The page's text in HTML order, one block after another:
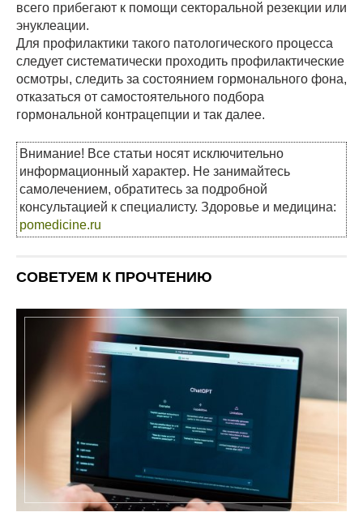
всего прибегают к помощи секторальной резекции или
энуклеации.
Для профилактики такого патологического процесса
следует систематически проходить профилактические
осмотры, следить за состоянием гормонального фона,
отказаться от самостоятельного подбора
гормональной контрацепции и так далее.
Внимание! Все статьи носят исключительно
информационный характер. Не занимайтесь
самолечением, обратитесь за подробной
консультацией к специалисту. Здоровье и медицина:
pomedicine.ru
СОВЕТУЕМ К ПРОЧТЕНИЮ